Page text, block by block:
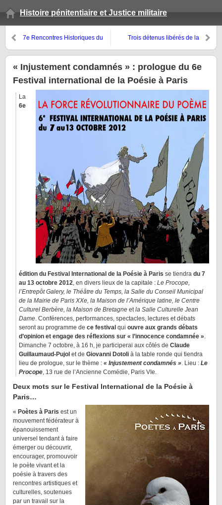
Histoire pénitentiaire et Justice militaire
7e Rencontres Historiques du
Trois détenus libérés de la
attendaient leur train respectif…
« Injustement condamnés » : prologue du 6e
Festival international de la Poésie à Paris
La
6e
édition du Festival International de la Poésie à Paris se tiendra du 7
au 13 octobre 2012, en divers lieux de la capitale : Le Procope,
l’Entrepôt Galery, le Théâtre du Temps, la Salle du Conseil Municipal
de la Mairie de Paris XXe, la Maison de l’Amérique latine, le Centre
Culturel Berbère, la Maison de Bretagne etla Salle Culturelle Jean
Dame. Conférences, performances, spectacles, lectures et débats
seront au programme de ce festival qui ouvre aux grands débats
d’opinion et engage des réflexions sur « l’innocence condamnée ».
Dimanche 7 octobre, à 16 h, je participerai aux côtés de Claude
Guillaumaud-Pujol et de Giovanni Dotoli à la table ronde qui tiendra
lieu de prologue, sur le thème : « Injustement condamnés ». Lieu : Le
Procope, 13 rue de l’Ancienne Comédie, Paris VIe.
Deux mots sur le Festival International de la Poésie à
Paris…
« Poètes à Paris est un
mouvement fédérateur à
épanouissement
universel tendant à faire
émerger ou découvrir,
encourager, promouvoir
le poète vivant et la
poésie à travers des
rencontres artistiques et
culturelles, soutenues
par un travail sur la